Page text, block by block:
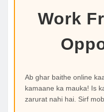
Work
Ab ghar baithe online
kamaane ka mauka! Is
zarurat nahi hai. Sirf